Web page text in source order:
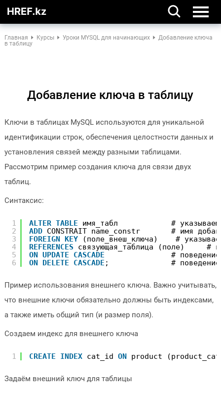
Главная Курсы Уроки MYSQL для начинающих
Добавление ключа
в таблицу
Добавление ключа в таблицу
Ключи в таблицах MySQL используются для уникальной
идентификации строк, обеспечения целостности данных и
установления связей между разными таблицами.
Рассмотрим пример создания ключа для связи двух
таблиц.
Синтаксис:
1
2
3
4
5
6
ALTER TABLE
имя_табл            #
ADD CONSTRAIT name_constr       # имя
FOREIGN KEY
(поле_внеш_ключа)    #
REFERENCES
связующая_таблица (поле)     #
ON UPDATE CASCADE
#
ON DELETE CASCADE ;              #
Пример использования внешнего ключа. Важно учитывать,
что внешние ключи обязательно должны быть индексами,
а также иметь общий тип (и размер поля).
Создаем индекс для внешнего ключа
1 CREATE INDEX cat_id ON product
Задаём внешний ключ для таблицы